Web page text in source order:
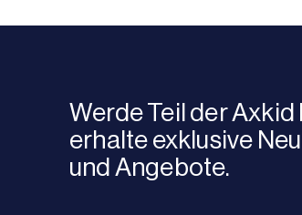
Werde Teil der Axkid
erhalte exklusive
und Angebote.